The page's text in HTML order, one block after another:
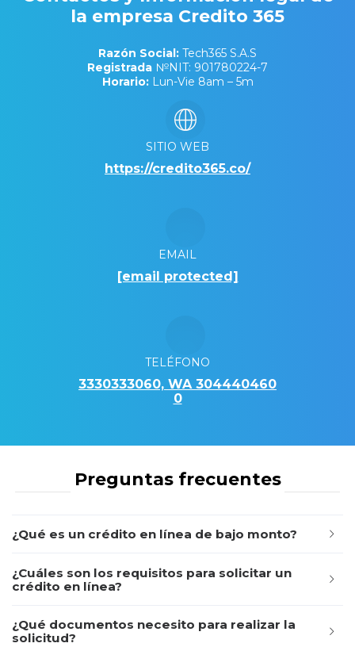
la empresa Credito 365
Razón Social: Tech365 S.A.S
Registrada №NIT: 901780224-7
Horario:Lun-Vie 8am – 5m
SITIO WEB
https://credito365.co/
EMAIL
[email protected]
TELÉFONO
3330333060, WA 304440460
0
Preguntas frecuentes
¿Qué es un crédito en línea de bajo monto?
¿Cuáles son los requisitos para solicitar un
crédito en línea?
¿Qué documentos necesito para realizar la
solicitud?